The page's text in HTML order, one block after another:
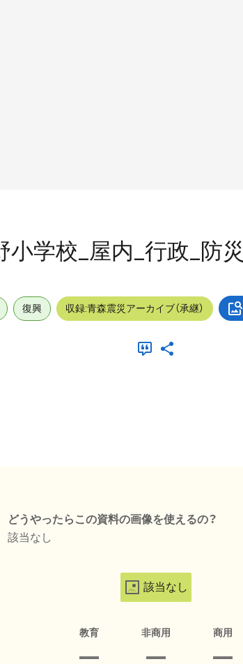
学校_屋内_行政_防災
復興 収録:青森震災アーカイブ（承継）
どうやったらこの資料の画像を使えるの？
該当なし
該当なし
教育 非商用 商用